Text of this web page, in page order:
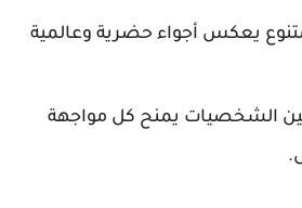
يعكس أجواء حضرية وعالمية
الشخصيات يمنح كل مواجهة